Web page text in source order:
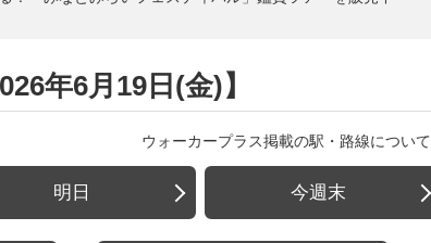
年6月19日(金)】
ウォーカープラス掲載の駅・路線について
明日 今週末